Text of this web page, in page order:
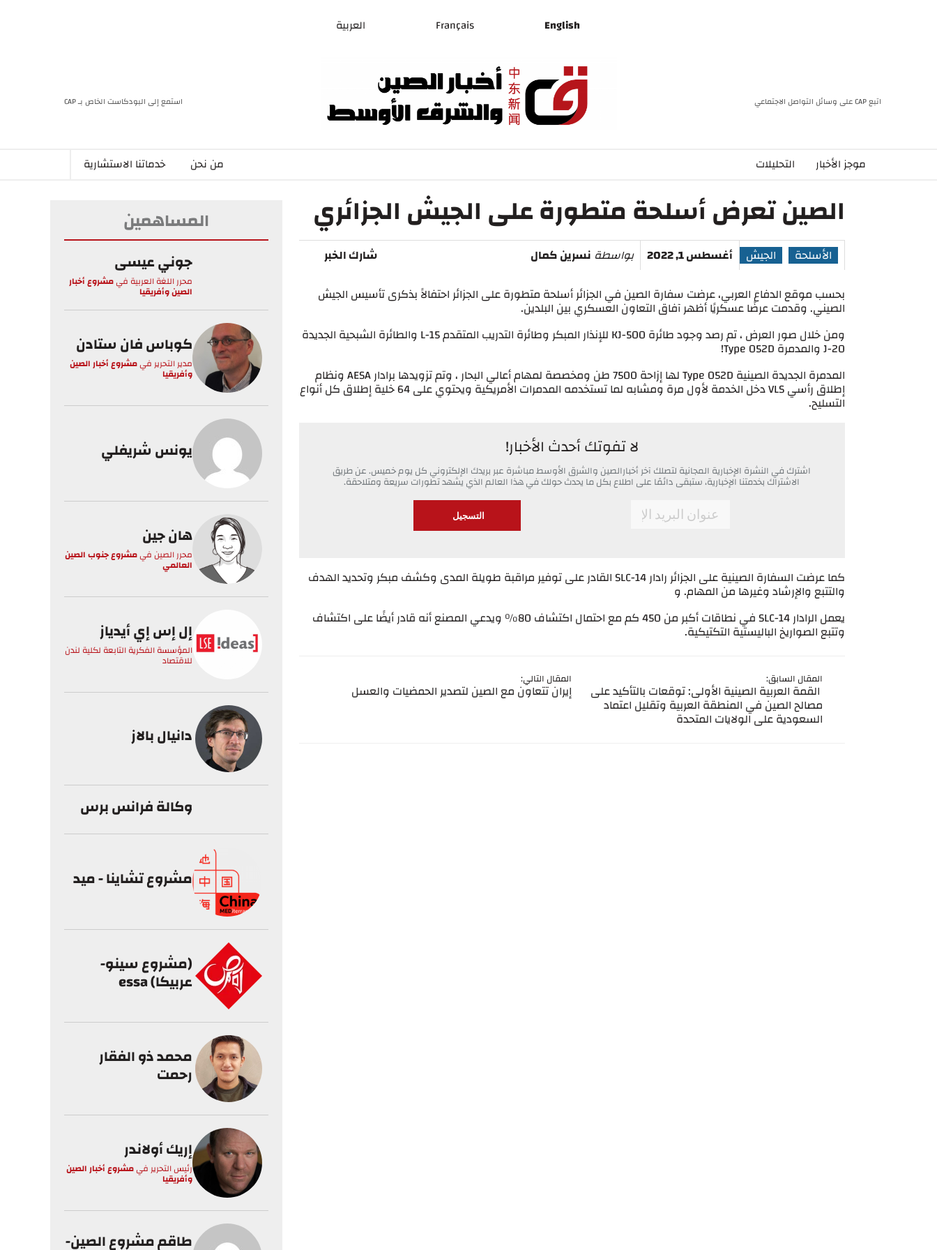
English
Français العربية
اتبع CAP على وسائل التواصل الاجتماعي استمع إلى البودكاست الخاص بـ CAP
موجز الأخبار التحليلات من نحن خدماتنا الاستشارية
الصين تعرض أسلحة متطورة على الجيش الجزائري
الأسلحة الجيش أغسطس 1, 2022 بواسطة نسرين كمال
شارك الخبر
بحسب موقع الدفاع العربي، عرضت سفارة الصين في الجزائر أسلحة متطورة على الجزائر احتفالاً بذكرى تأسيس الجيش
الصيني. وقدمت عرضًا عسكريًا أظهر آفاق التعاون العسكري بين البلدين.
ومن خلال صور العرض ، تم رصد وجود طائرة KJ-500 للإنذار المبكر وطائرة التدريب المتقدم L-15 والطائرة الشبحية الجديدة
J-20 والمدمرة Type 052D!
المدمرة الجديدة الصينية Type 052D لها إزاحة 7500 طن ومخصصة لمهام أعالي البحار ، وتم تزويدها برادار AESA ونظام
إطلاق رأسي VLS دخل الخدمة لأول مرة ومشابه لما تستخدمه المدمرات الأمريكية ويحتوي على 64 خلية إطلاق كل أنواع
التسليح.
لا تفوتك أحدث الأخبار!
اشترك في النشرة الإخبارية المجانية لتصلك آخر أخبارالصين والشرق الأوسط مباشرة عبر بريدك الإلكتروني كل يوم خميس. عن طريق
الاشتراك بخدمتنا الإخبارية، ستبقى دائمًا على اطلاع بكل ما يحدث حولك في هذا العالم الذي يشهد تطورات سريعة ومتلاحقة.
Email
*
كما عرضت السفارة الصينية على الجزائر رادار SLC-14 القادر على توفير مراقبة طويلة المدى وكشف مبكر وتحديد الهدف
والتتبع والإرشاد وغيرها من المهام. و
يعمل الرادار SLC-14 في نطاقات أكبر من 450 كم مع احتمال اكتشاف 80% ويدعي المصنع أنه قادر أيضًا على اكتشاف
وتتبع الصواريخ الباليستية التكتيكية.
المقال السابق:
القمة العربية الصينية الأولى: توقعات بالتأكيد على
مصالح الصين في المنطقة العربية وتقليل اعتماد
السعودية على الولايات المتحدة
المقال التالي:
إيران تتعاون مع الصين لتصدير الحمضيات والعسل
المساهمين
جوني عيسى
محرر اللغة العربية فيمشروع أخبار
الصين وأفريقيا
كوباس فان ستادن
مدير التحرير فيمشروع أخبار الصين
وأفريقيا
يونس شريفلي
هان جين
محرر الصينفيمشروع جنوب الصين
العالمي
إل إس إي أيدياز
المؤسسة الفكرية التابعة لكلية لندن
للاقتصاد
دانيال بالاز
وكالة فرانس برس
مشروع تشاينا - ميد
(مشروع سينو-
عربيكا) essa
محمد ذو الفقار
رحمت
إريك أولاندر
رئيس التحرير فيمشروع أخبار الصين
وأفريقيا
طاقم مشروع الصين-